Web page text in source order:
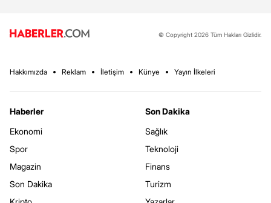
© Copyright 2026 Tüm Hakları Gizlidir.
Hakkımızda Reklam İletişim Künye Yayın İlkeleri
Haberler
Ekonomi
Spor
Magazin
Son Dakika
Son Dakika
Sağlık
Teknoloji
Finans
Turizm